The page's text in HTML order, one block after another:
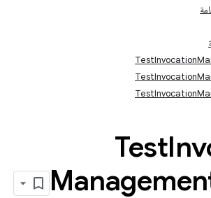
Test